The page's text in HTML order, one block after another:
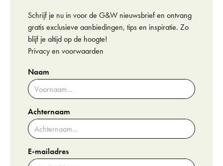
Schrijf je nu in voor de G&W nieuwsbrief en ontvang
gratis exclusieve aanbiedingen, tips en inspiratie. Zo
blijf je altijd op de hoogte!
Privacy en voorwaarden
Naam
Achternaam
E-mailadres